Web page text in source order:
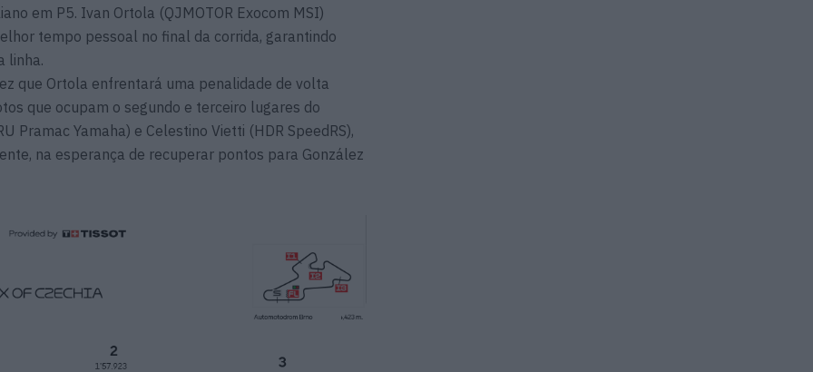
em P5. Ivan Ortola (QJMOTOR Exocom MSI)
tempo pessoal no final da corrida, garantindo
linha.
que Ortola enfrentará uma penalidade de volta
que ocupam o segundo e terceiro lugares do
Pramac Yamaha) e Celestino Vietti (HDR SpeedRS),
na esperança de recuperar pontos para González